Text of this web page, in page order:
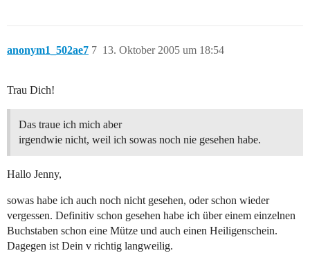
anonym1_502ae7 13. Oktober 2005 um 18:54
7
Trau Dich!
Das traue ich mich aber
irgendwie nicht, weil ich sowas noch nie gesehen habe.
Hallo Jenny,
sowas habe ich auch noch nicht gesehen, oder schon wieder
vergessen. Definitiv schon gesehen habe ich über einem einzelnen
Buchstaben schon eine Mütze und auch einen Heiligenschein.
Dagegen ist Dein v richtig langweilig.